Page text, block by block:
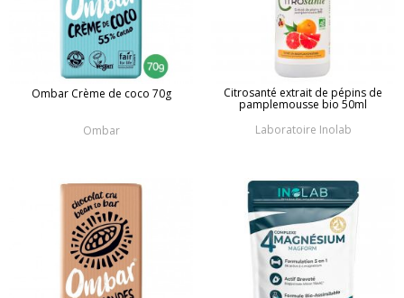
Ombar Crème de coco 70g
Ombar
Citrosanté extrait de pépins de
pamplemousse bio 50ml
Laboratoire Inolab